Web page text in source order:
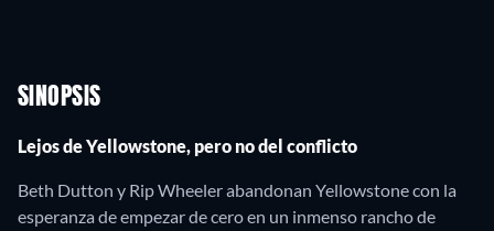
SINOPSIS
Lejos de Yellowstone, pero no del conflicto
Beth Dutton y Rip Wheeler abandonan Yellowstone con la
esperanza de empezar de cero en un inmenso rancho de